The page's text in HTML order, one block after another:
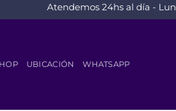
Atendemos 24hs al día -
UBICACIÓN WHATSAPP